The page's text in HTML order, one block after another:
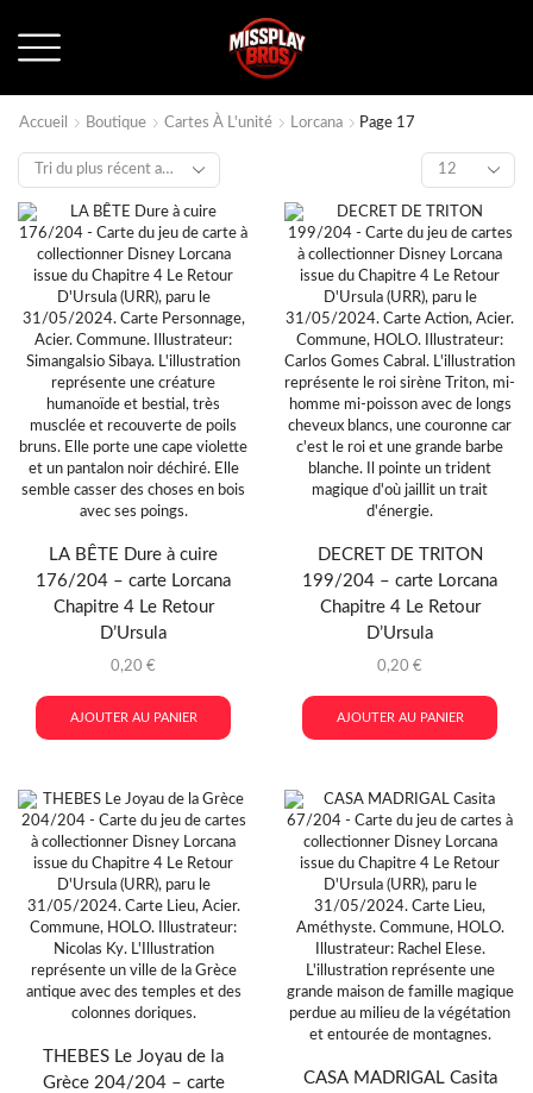
Accueil Boutique Cartes À L'unité Lorcana Page 17
LA BÊTE Dure à cuire
176/204 – carte Lorcana
Chapitre 4 Le Retour
D’Ursula
0,20 €
AJOUTER AU PANIER
DECRET DE TRITON
199/204 – carte Lorcana
Chapitre 4 Le Retour
D’Ursula
0,20 €
AJOUTER AU PANIER
THEBES Le Joyau de la
Grèce 204/204 – carte
CASA MADRIGAL Casita